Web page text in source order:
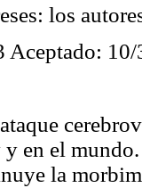
los
Aceptado:
en el
la